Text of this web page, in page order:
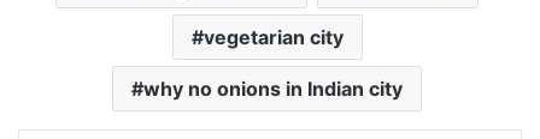
vegetarian city
why no onions in Indian city